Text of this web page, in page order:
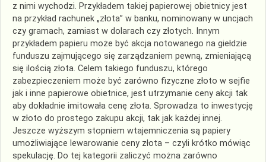
z nimi wychodzi. Przykładem takiej papierowej obietnicy jest
na przykład rachunek „złota” w banku, nominowany w uncjach
czy gramach, zamiast w dolarach czy złotych. Innym
przykładem papieru może być akcja notowanego na giełdzie
funduszu zajmującego się zarządzaniem pewną, zmieniającą
się ilością złota. Celem takiego funduszu, którego
zabezpieczeniem może być zarówno fizyczne złoto w sejfie
jak i inne papierowe obietnice, jest utrzymanie ceny akcji tak
aby dokładnie imitowała cenę złota. Sprowadza to inwestycję
w złoto do prostego zakupu akcji, tak jak każdej innej.
Jeszcze wyższym stopniem wtajemniczenia są papiery
umożliwiające lewarowanie ceny złota – czyli krótko mówiąc
spekulację. Do tej kategorii zaliczyć można zarówno